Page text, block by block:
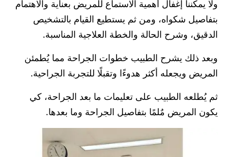
ولا يمكننا إغفال أهمية الاستماع للمريض بعناية والاهتمام
بتفاصيل شكواه، ومن ثم يستطيع القيام بالتشخيص
الدقيق، وشرح الحالة والخطة العلاجية المناسبة.
وبعد ذلك يشرح الطبيب خطوات الجراحة مما يُطمئن
المريض ويجعله أكثر هدوءًا وتقبلًا للتجربة الجراحية.
ثم يُطلعه الطبيب على تعليمات ما بعد الجراحة، كي
يكون المريض مٌلمًا بتفاصيل الجراحة وما بعدها.